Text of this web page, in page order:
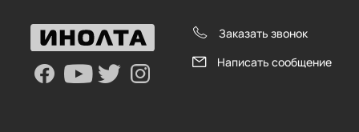
Заказать звонок
Написать сообщение